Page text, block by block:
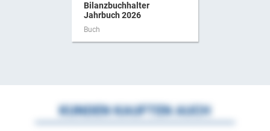
Bilanzbuchhalter
Jahrbuch 2026
Buch
KUNDEN KAUFTEN AUCH